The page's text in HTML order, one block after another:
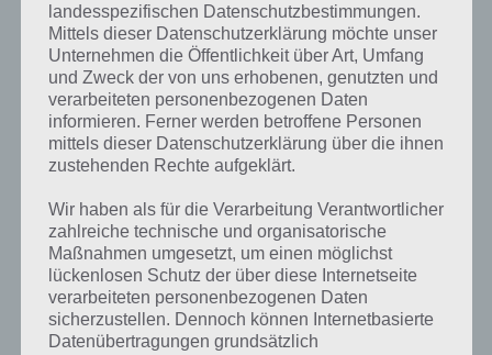
Farm Up für Android im Google Play
Store
Die Spiele App Farm Up kann im Google Play Store kostenlos
heruntergeladen werden. Entwickler der App ist Realore, die sich vor
allem für Computerspiele und die App Roads of Rome einen Namen
mindestens Android 2.3 benötigt. Zudem ist die App mit 170MB sehr
groß, sodass ihr im WLAN sein solltet, wenn ihr die App aus dem
Google Play Store herunterladet.
Farm Up im Google Play Store herunterladen
landesspezifischen Datenschutzbestimmungen.
Mittels dieser Datenschutzerklärung möchte unser
Unternehmen die Öffentlichkeit über Art, Umfang
und Zweck der von uns erhobenen, genutzten und
verarbeiteten personenbezogenen Daten
informieren. Ferner werden betroffene Personen
mittels dieser Datenschutzerklärung über die ihnen
zustehenden Rechte aufgeklärt.
Wir haben als für die Verarbeitung Verantwortlicher
zahlreiche technische und organisatorische
Maßnahmen umgesetzt, um einen möglichst
lückenlosen Schutz der über diese Internetseite
verarbeiteten personenbezogenen Daten
sicherzustellen. Dennoch können Internetbasierte
Datenübertragungen grundsätzlich